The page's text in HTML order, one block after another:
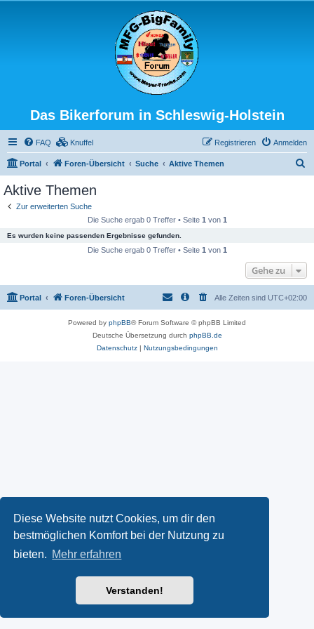
Diese Website nutzt Cookies, um dir den
bestmöglichen Komfort bei der Nutzung zu
bieten. Mehr erfahren
Verstanden!
Das Bikerforum in Schleswig-Holstein
FAQ Knuffel Anmelden
Registrieren
Portal Foren-Übersicht Suche Aktive Themen
Aktive Themen
Zur erweiterten Suche
Die Suche ergab 0 Treffer • Seite 1 von 1
Es wurden keine passenden Ergebnisse gefunden.
Die Suche ergab 0 Treffer • Seite 1 von 1
Gehe zu
Portal Foren-Übersicht Alle Zeiten sind UTC+02:00
Powered by phpBB® Forum Software © phpBB Limited
Deutsche Übersetzung durch phpBB.de
Datenschutz| Nutzungsbedingungen